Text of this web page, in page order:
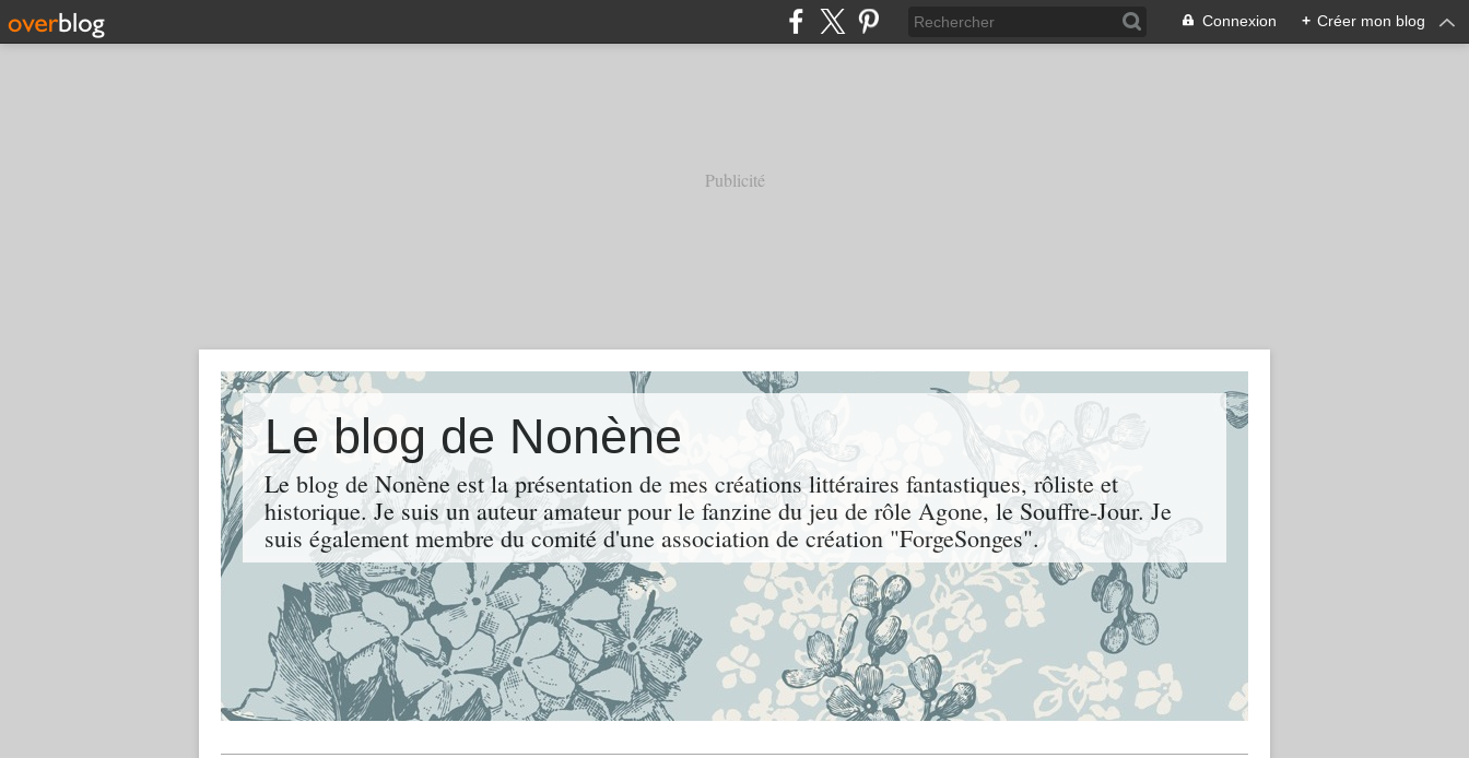
Connexion + Créer mon blog
Publicité
Le blog de Nonène
Le blog de Nonène est la présentation de mes créations littéraires fantastiques, rôliste et
historique. Je suis un auteur amateur pour le fanzine du jeu de rôle Agone, le Souffre-Jour. Je
suis également membre du comité d'une association de création "ForgeSonges".